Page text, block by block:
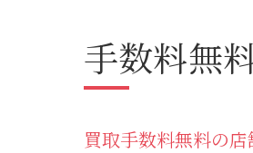
手数料無
買取手数料無料の